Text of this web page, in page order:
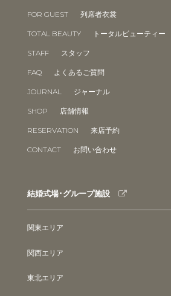
FOR GUEST 列席者衣裳
TOTAL BEAUTY トータルビューティー
STAFF スタッフ
FAQ よくあるご質問
JOURNAL ジャーナル
SHOP 店舗情報
RESERVATION 来店予約
CONTACT お問い合わせ
結婚式場･グループ施設
関東エリア
関西エリア
東北エリア